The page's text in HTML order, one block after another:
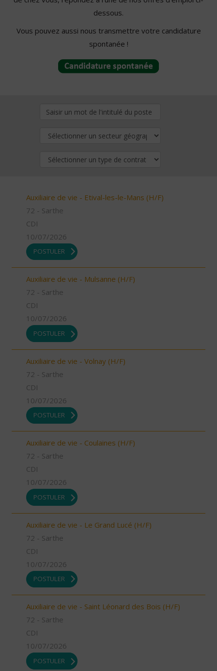
dessous.
Vous pouvez aussi nous transmettre votre candidature
spontanée !
Auxiliaire de vie - Etival-les-le-Mans (H/F)
72 - Sarthe
CDI
10/07/2026
POSTULER
Auxiliaire de vie - Mulsanne (H/F)
72 - Sarthe
CDI
10/07/2026
POSTULER
Auxiliaire de vie - Volnay (H/F)
72 - Sarthe
CDI
10/07/2026
POSTULER
Auxiliaire de vie - Coulaines (H/F)
72 - Sarthe
CDI
10/07/2026
POSTULER
Auxiliaire de vie - Le Grand Lucé (H/F)
72 - Sarthe
CDI
10/07/2026
POSTULER
Auxiliaire de vie - Saint Léonard des Bois (H/F)
72 - Sarthe
CDI
10/07/2026
POSTULER